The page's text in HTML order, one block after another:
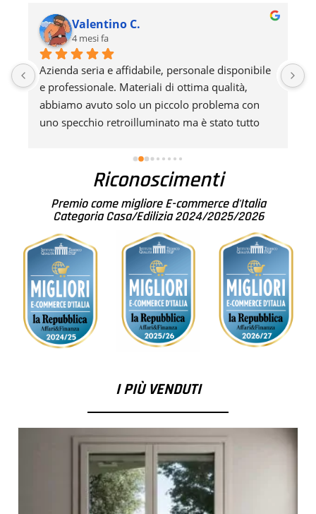
Lavaselfs M.
7 mesi fa
Professionali, precisi e puntuali... Consiglio
moltissimo
Riconoscimenti
Premio come migliore E-commerce d'Italia
Categoria Casa/Edilizia 2024/2025/2026
I PIÙ VENDUTI